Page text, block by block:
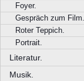
Foyer.
Gespräch zum Film.
Roter Teppich.
Portrait.
Literatur.
Musik.